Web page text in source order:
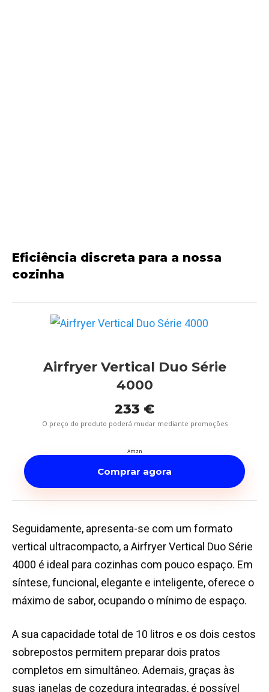
Eficiência discreta para a nossa
cozinha
Airfryer Vertical Duo Série
4000
233 €
O preço do produto poderá mudar mediante promoções
Amzn
Comprar agora
Seguidamente, apresenta-se com um formato
vertical ultracompacto, a Airfryer Vertical Duo Série
4000 é ideal para cozinhas com pouco espaço. Em
síntese, funcional, elegante e inteligente, oferece o
máximo de sabor, ocupando o mínimo de espaço.
A sua capacidade total de 10 litros e os dois cestos
sobrepostos permitem preparar dois pratos
completos em simultâneo. Ademais, graças às
suas janelas de cozedura integradas, é possível